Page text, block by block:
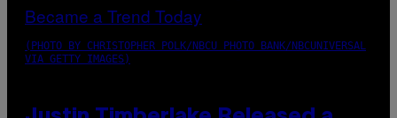
(PHOTO BY CHRISTOPHER POLK/NBCU PHOTO BANK/NBCUNIVERSAL
VIA GETTY IMAGES)